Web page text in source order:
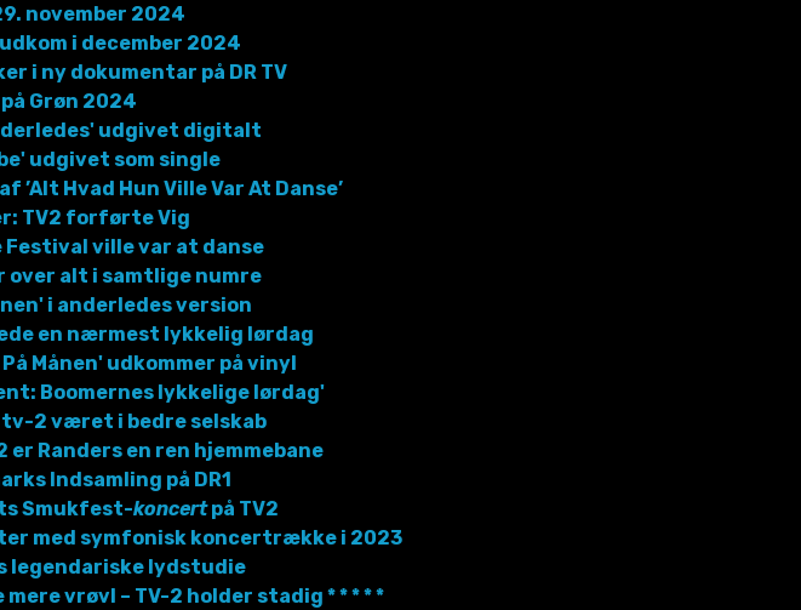
november 2024
i december 2024
i ny dokumentar på DR TV
Grøn 2024
udgivet digitalt
udgivet som single
’Alt Hvad Hun Ville Var At Danse’
TV2 forførte Vig
Festival ville var at danse
over alt i samtlige numre
i anderledes version
en nærmest lykkelig lørdag
Månen' udkommer på vinyl
Boomernes lykkelige lørdag'
tv-2 været i bedre selskab
er Randers en ren hjemmebane
Indsamling på DR1
Smukfest-koncertpå TV2
med symfonisk koncertrække i 2023
legendariske lydstudie
vrøvl – TV-2 holder stadig * * * * *